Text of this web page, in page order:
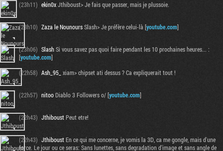
(23h11) ekin0xJthiboust> Je fais que passer, mais je plussoie.
(23h10) Zaza le NounoursSlash> Je préfère celui-là [youtube.com]
(23h06) SlashSi vous savez pas quoi faire pendant les 10 prochaines heures... :
[youtube.com]
(22h58) Ash_95_ xiam> chipset ati dessus ? Ca expliquerait tout !
(22h57) nitooDiablo 3 Followers o/ [youtube.com]
(22h43) JthiboustPeut etre!
(22h43) JthiboustEn ce qui me concerne, je vomis la 3D, ca me gongle, mais d'une
force. Le jour ou ce seras: Sans lunettes, sans degradation d'image et sans angle de